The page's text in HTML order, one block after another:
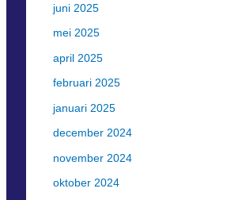
juni 2025
mei 2025
april 2025
februari 2025
januari 2025
december 2024
november 2024
oktober 2024